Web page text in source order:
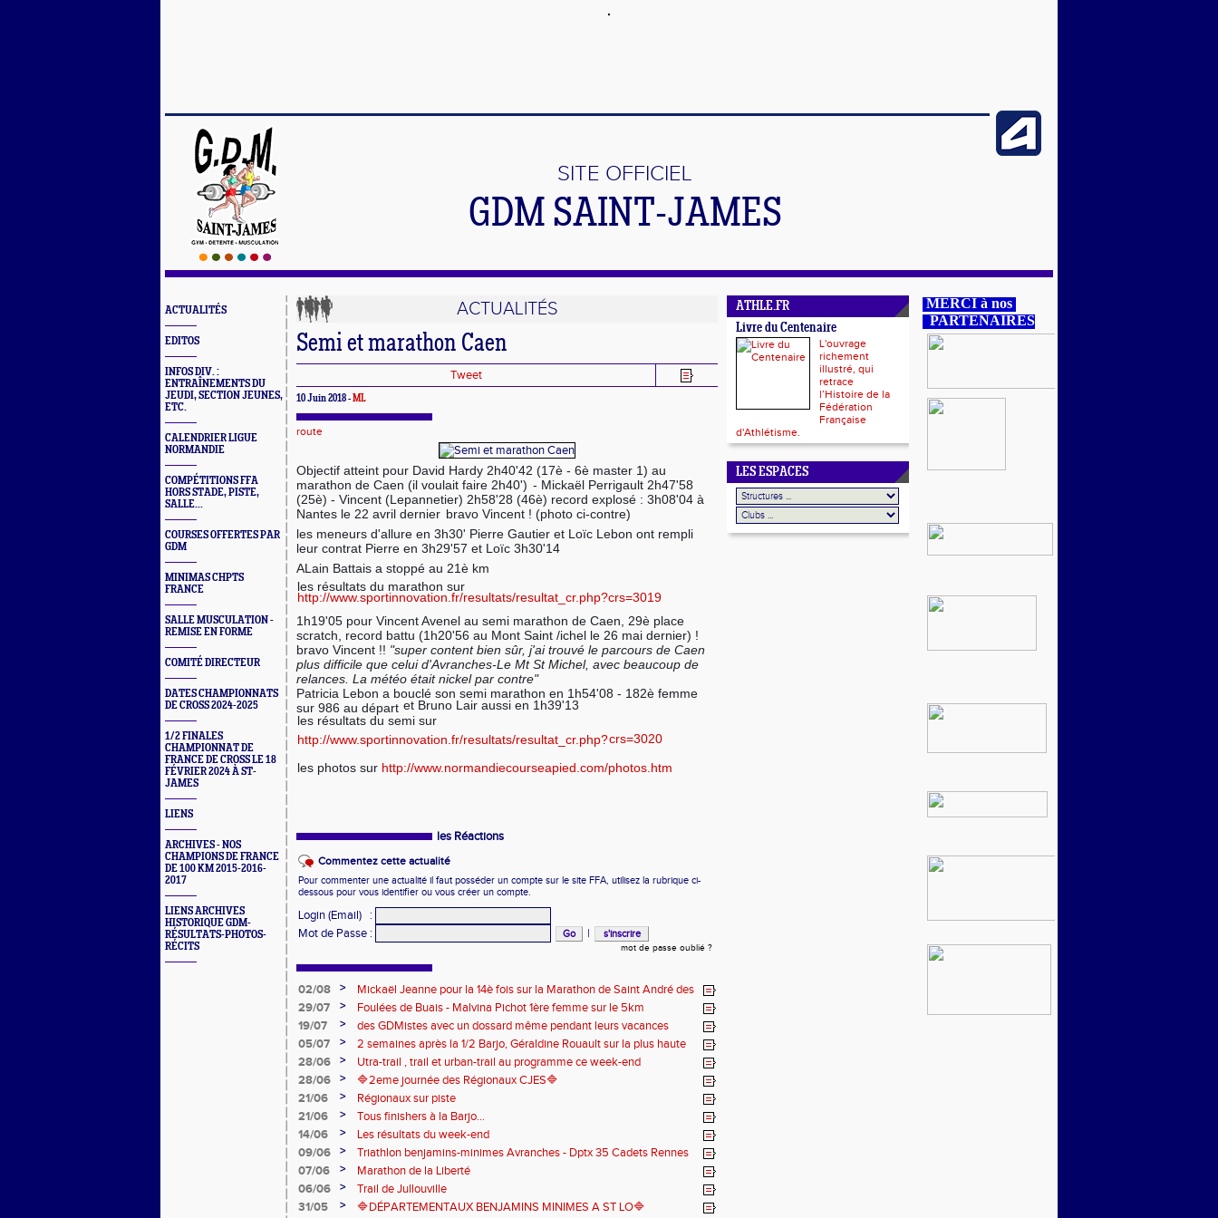
SITE OFFICIEL
GDM SAINT-JAMES
ACTUALITÉS
EDITOS
INFOS DIV. :
ENTRAÎNEMENTS DU
JEUDI, SECTION JEUNES,
ETC.
CALENDRIER LIGUE
NORMANDIE
COMPÉTITIONS FFA
HORS STADE, PISTE,
SALLE...
COURSES OFFERTES PAR
GDM
MINIMAS CHPTS
FRANCE
SALLE MUSCULATION -
REMISE EN FORME
COMITÉ DIRECTEUR
DATES CHAMPIONNATS
DE CROSS 2024-2025
1/2 FINALES
CHAMPIONNAT DE
FRANCE DE CROSS LE 18
FÉVRIER 2024 À ST-
JAMES
LIENS
ARCHIVES - NOS
CHAMPIONS DE FRANCE
DE 100 KM 2015-2016-
2017
LIENS ARCHIVES
HISTORIQUE GDM-
RÉSULTATS-PHOTOS-
RÉCITS
ACTUALITÉS
Semi et marathon Caen
Tweet
10 Juin 2018 -ML
route
Objectif atteint pour David Hardy 2h40'42 (17è - 6è master 1) au
marathon de Caen (il voulait faire 2h40') - Mickaël Perrigault 2h47'58
(25è) - Vincent (Lepannetier) 2h58'28 (46è) record explosé : 3h08'04 à
Nantes le 22 avril dernier bravo Vincent ! (photo ci-contre)
les meneurs d'allure en 3h30' Pierre Gautier et Loïc Lebon ont rempli
leur contrat Pierre en 3h29'57 et Loïc 3h30'14
ALain Battais a stoppé au 21è km
les résultats du marathon sur
http://www.sportinnovation.fr/resultats/resultat_cr.php?crs=3019
1h19'05 pour Vincent Avenel au semi marathon de Caen, 29è place
scratch, record battu (1h20'56 au Mont Saint /ichel le 26 mai dernier) !
bravo Vincent !! "super content bien sûr, j'ai trouvé le parcours de Caen
plus difficile que celui d'Avranches-Le Mt St Michel, avec beaucoup de
relances. La météo était nickel par contre"
Patricia Lebon a bouclé son semi marathon en 1h54'08 - 182è femme
sur 986 au départ et Bruno Lair aussi en 1h39'13
les résultats du semi sur
http://www.sportinnovation.fr/resultats/resultat_cr.php?crs=3020
les photos sur http://www.normandiecourseapied.com/photos.htm
les Réactions
Commentez cette actualité
Pour commenter une actualité il faut posséder un compte sur le site FFA, utilisez la rubrique ci-
dessous pour vous identifier ou vous créer un compte.
Login (Email)
:
Mot de Passe : |
mot de passe oublié ?
02/08 >
Mickaël Jeanne pour la 14è fois sur la Marathon de Saint André des
Eaux
29/07 >
Foulées de Buais - Malvina Pichot 1ère femme sur le 5km
19/07
>
des GDMistes avec un dossard même pendant leurs vacances
05/07
>
2 semaines après la 1/2 Barjo, Géraldine Rouault sur la plus haute
marche du podium du Trail de l'Ange Michel
28/06 >
Utra-trail , trail et urban-trail au programme ce week-end
28/06
>
🔷️2eme journée des Régionaux CJES🔷️
21/06
>
Régionaux sur piste
21/06
>
Tous finishers à la Barjo...
14/06
>
Les résultats du week-end
09/06
>
Triathlon benjamins-minimes Avranches - Dptx 35 Cadets Rennes
07/06
>
Marathon de la Liberté
06/06
>
Trail de Jullouville
31/05
>
🔷DÉPARTEMENTAUX BENJAMINS MINIMES A ST LO️🔷️
ATHLE.FR
Livre du Centenaire
L'ouvrage
richement
illustré, qui
retrace
l’Histoire de la
Fédération
Française
d'Athlétisme.
LES ESPACES
MERCI à nos
PARTENAIRES